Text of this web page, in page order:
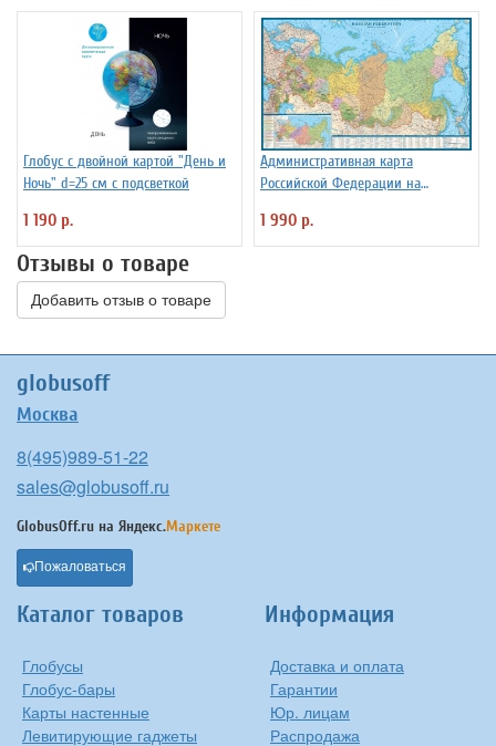
Глобус с двойной картой "День и
Ночь" d=25 см с подсветкой
1 190 р.
Административная карта
Российской Федерации на
1 990 р.
Отзывы о товаре
Добавить отзыв о товаре
globusoff
Москва
8(495)989-51-22
sales@globusoff.ru
GlobusOff.ru на Яндекс.Маркете
Пожаловаться
Каталог товаров
Глобусы
Глобус-бары
Карты настенные
Левитирующие гаджеты
Информация
Доставка и оплата
Гарантии
Юр. лицам
Распродажа